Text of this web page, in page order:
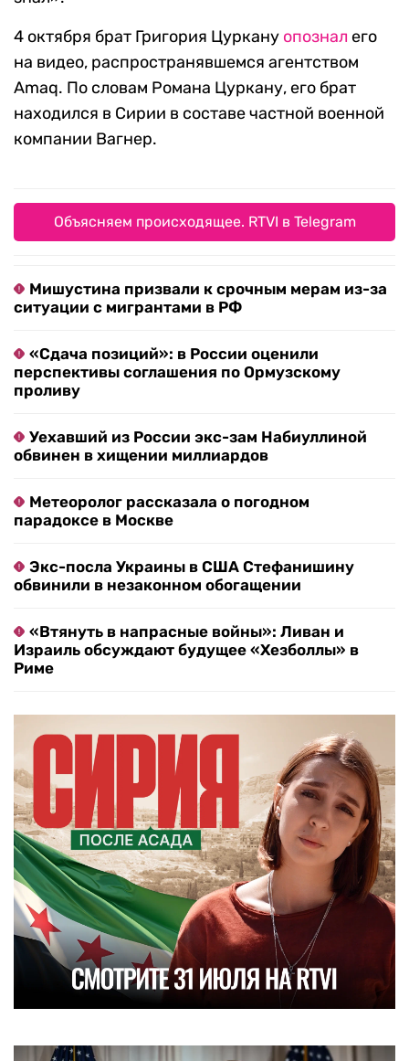
4 октября брат Григория Цуркану опознал его
на видео, распространявшемся агентством
Amaq. По словам Романа Цуркану, его брат
находился в Сирии в составе частной военной
компании Вагнер.
Объясняем происходящее. RTVI в Telegram
Мишустина призвали к срочным мерам из-за
ситуации с мигрантами в РФ
«Сдача позиций»: в России оценили
перспективы соглашения по Ормузскому
проливу
Уехавший из России экс-зам Набиуллиной
обвинен в хищении миллиардов
Метеоролог рассказала о погодном
парадоксе в Москве
Экс-посла Украины в США Стефанишину
обвинили в незаконном обогащении
«Втянуть в напрасные войны»: Ливан и
Израиль обсуждают будущее «Хезболлы» в
Риме